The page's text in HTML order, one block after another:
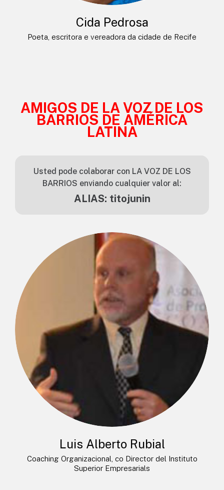
Cida Pedrosa
Poeta, escritora e vereadora da cidade de Recife
AMIGOS DE LA VOZ DE LOS
BARRIOS DE AMÉRICA
LATINA
Usted pode colaborar con LA VOZ DE LOS
BARRIOS enviando cualquier valor al:
ALIAS: titojunin
Luis Alberto Rubial
Coaching Organizacional, co Director del Instituto
Superior Empresarials